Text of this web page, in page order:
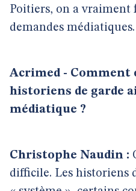
Poitiers, on a vraiment
demandes médiatiques.
Acrimed - Comment
historiens de garde
médiatique ?
Christophe Naudin :
difficile. Les historiens